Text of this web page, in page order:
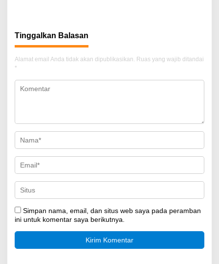
Tinggalkan Balasan
Alamat email Anda tidak akan dipublikasikan. Ruas yang wajib ditandai
*
Simpan nama, email, dan situs web saya pada peramban
ini untuk komentar saya berikutnya.